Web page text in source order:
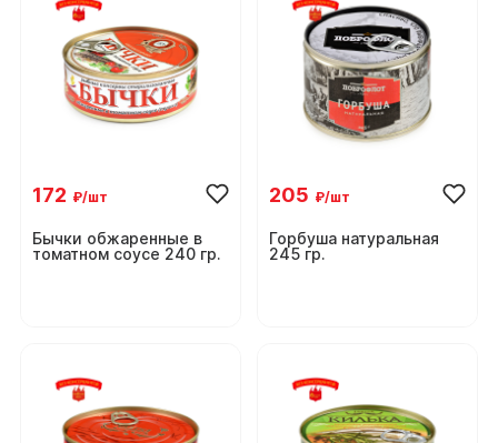
172 ₽/шт
Бычки обжаренные в
томатном соусе 240 гр.
205 ₽/шт
Горбуша натуральная
245 гр.